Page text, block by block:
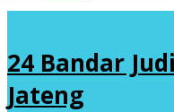
24 Bandar
Jateng